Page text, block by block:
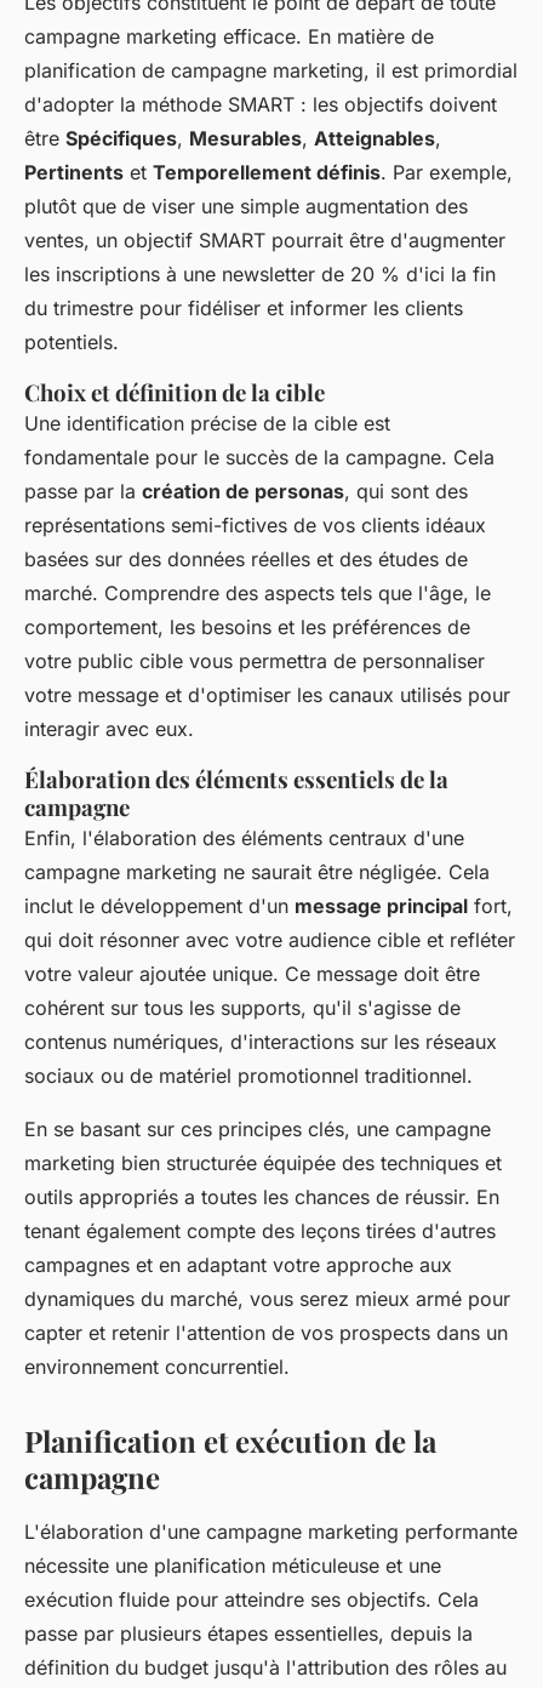
campagne marketing efficace. En matière de
planification de campagne marketing, il est primordial
d'adopter la méthode SMART : les objectifs doivent
être Spécifiques, Mesurables, Atteignables,
Pertinents et Temporellement définis. Par exemple,
plutôt que de viser une simple augmentation des
ventes, un objectif SMART pourrait être d'augmenter
les inscriptions à une newsletter de 20 % d'ici la fin
du trimestre pour fidéliser et informer les clients
potentiels.
Choix et définition de la cible
Une identification précise de la cible est
fondamentale pour le succès de la campagne. Cela
passe par la création de personas, qui sont des
représentations semi-fictives de vos clients idéaux
basées sur des données réelles et des études de
marché. Comprendre des aspects tels que l'âge, le
comportement, les besoins et les préférences de
votre public cible vous permettra de personnaliser
votre message et d'optimiser les canaux utilisés pour
interagir avec eux.
Élaboration des éléments essentiels de la
campagne
Enfin, l'élaboration des éléments centraux d'une
campagne marketing ne saurait être négligée. Cela
inclut le développement d'un message principal fort,
qui doit résonner avec votre audience cible et refléter
votre valeur ajoutée unique. Ce message doit être
cohérent sur tous les supports, qu'il s'agisse de
contenus numériques, d'interactions sur les réseaux
sociaux ou de matériel promotionnel traditionnel.
En se basant sur ces principes clés, une campagne
marketing bien structurée équipée des techniques et
outils appropriés a toutes les chances de réussir. En
tenant également compte des leçons tirées d'autres
campagnes et en adaptant votre approche aux
dynamiques du marché, vous serez mieux armé pour
capter et retenir l'attention de vos prospects dans un
environnement concurrentiel.
Planification et exécution de la
campagne
L'élaboration d'une campagne marketing performante
nécessite une planification méticuleuse et une
exécution fluide pour atteindre ses objectifs. Cela
passe par plusieurs étapes essentielles, depuis la
définition du budget jusqu'à l'attribution des rôles au